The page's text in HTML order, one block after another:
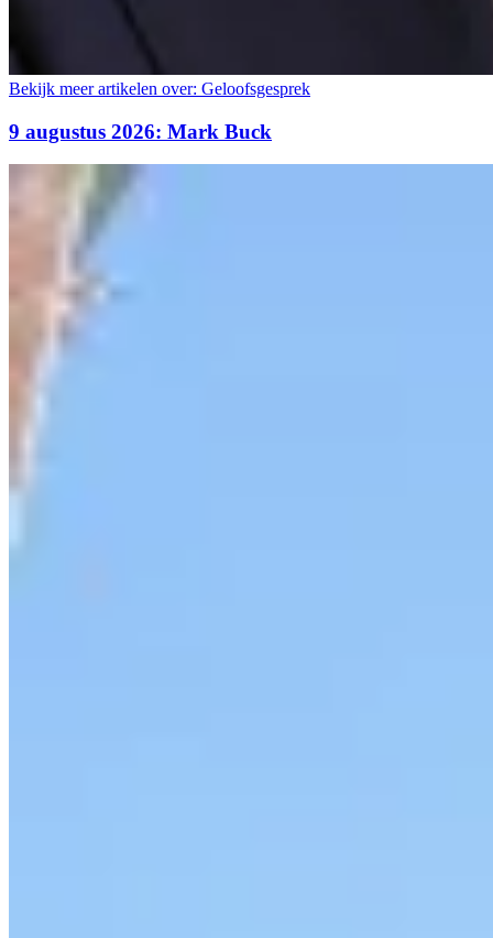
Bekijk meer artikelen over: Geloofsgesprek
9 augustus 2026: Mark Buck